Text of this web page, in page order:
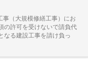
事（大規模修繕工事）にお
の許可を受けないで請負代
なる建設工事を請け負っ